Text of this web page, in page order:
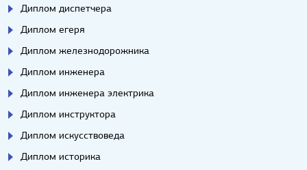
Диплом диспетчера
Диплом егеря
Диплом железнодорожника
Диплом инженера
Диплом инженера электрика
Диплом инструктора
Диплом искусствоведа
Диплом историка